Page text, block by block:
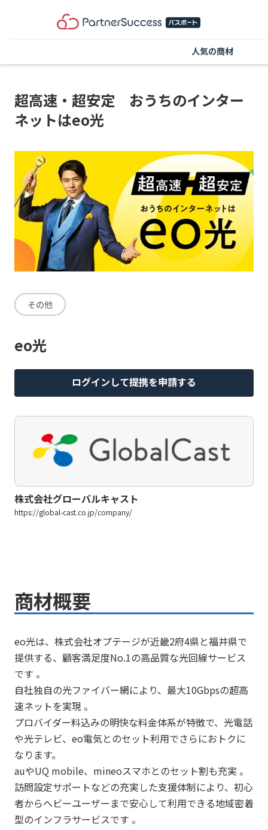
超高速・超安定 おうちのインター
ネットはeo光
その他
eo光
ログインして提携を申請する
株式会社グローバルキャスト
https://global-cast.co.jp/company/
商材概要
eo光は、株式会社オプテージが近畿2府4県と福井県で
提供する、顧客満足度No.1の高品質な光回線サービス
です 。
自社独自の光ファイバー網により、最大10Gbpsの超高
速ネットを実現 。
プロバイダー料込みの明快な料金体系が特徴で、光電話
や光テレビ、eo電気とのセット利用でさらにおトクに
なります。
auやUQ mobile、mineoスマホとのセット割も充実 。
訪問設定サポートなどの充実した支援体制により、初心
者からヘビーユーザーまで安心して利用できる地域密着
型のインフラサービスです 。
人気の商材